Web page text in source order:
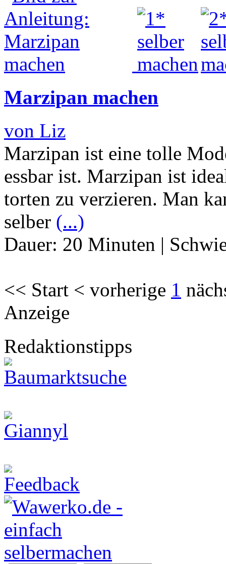
Marzipan machen
von Liz
Marzipan ist eine tolle
essbar ist. Marzipan ist
torten zu verzieren. Man
selber (...)
Dauer: 20 Minuten |
<< Start < vorherige 1
Anzeige
Redaktionstipps